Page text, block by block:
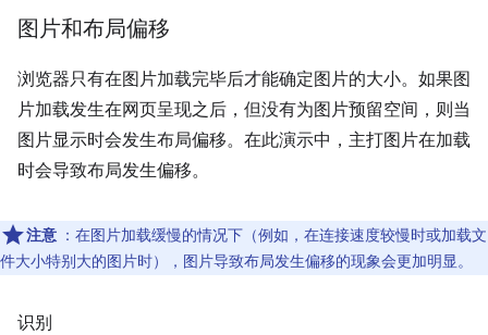
图片和布局偏移
浏览器只有在图片加载完毕后才能确定图片的大小。如果图
片加载发生在网页呈现之后，但没有为图片预留空间，则当
图片显示时会发生布局偏移。在此演示中，主打图片在加载
时会导致布局发生偏移。
注意 ：在图片加载缓慢的情况下（例如，在连接速度较慢时或加载文
件大小特别大的图片时），图片导致布局发生偏移的现象会更加明显。
识别